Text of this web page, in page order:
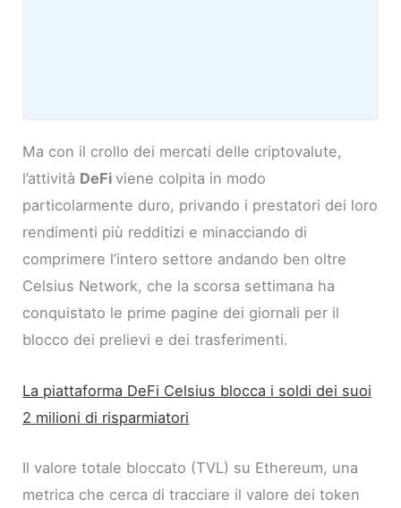
Ma con il crollo dei mercati delle criptovalute,
l’attività DeFiviene colpita in modo
particolarmente duro, privando i prestatori dei loro
rendimenti più redditizi e minacciando di
comprimere l’intero settore andando ben oltre
Celsius Network, che la scorsa settimana ha
conquistato le prime pagine dei giornali per il
blocco dei prelievi e dei trasferimenti.
La piattaforma DeFi Celsius blocca i soldi dei suoi
2 milioni di risparmiatori
Il valore totale bloccato (TVL) su Ethereum, una
metrica che cerca di tracciare il valore dei token